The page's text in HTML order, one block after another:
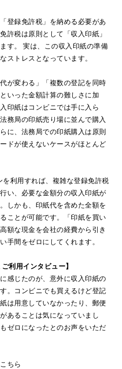
登録免許税」を納める必要があ
許税は原則として「収入印紙」
す。 実は、この収入印紙の準備
ストレスとなっています。
が変わる」「複数の登記を同時
いった金額計算の難しさに加
印紙はコンビニでは手に入ら
務局の印紙売り場に並んで購入
に、法務局での印紙購入は原則
ドが使えないケースがほとんど
利用すれば、複雑な登録免許税
い、必要な金額分の収入印紙が
しかも、印紙代を含めた全額を
ことが可能です。「印紙を買い
額な現金を会社の経費から引き
手間をゼロにしてくれます。
利用インタビュー】
感じたのが、意外に収入印紙の
。コンビニでも買えるけど登記
は用意していなかったり、郵便
あることは気になっていまし
ゼロになったとのお声をいただ
ちら